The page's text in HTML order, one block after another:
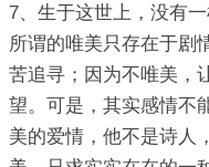
7、生于这世上，没有
所谓的唯美只存在于剧
苦追寻；因为不唯美，
望。可是，其实感情不
美的爱情，他不是诗人